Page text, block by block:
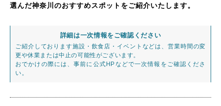
選んだ神奈川のおすすめスポットをご紹介いたします。
詳細は一次情報をご確認ください
ご紹介しております施設・飲食店・イベントなどは、営業時間の変
更や休業または中止の可能性がございます。
おでかけの際には、事前に公式HPなどで一次情報をご確認くださ
い。